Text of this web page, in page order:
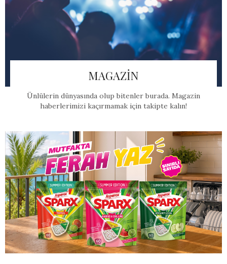
MAGAZİN
Ünlülerin dünyasında olup bitenler burada. Magazin
haberlerimizi kaçırmamak için takipte kalın!